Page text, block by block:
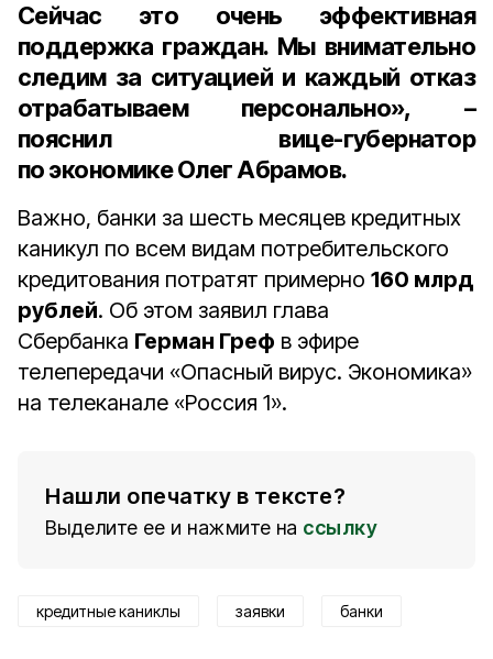
Сейчас это очень эффективная
поддержка граждан. Мы внимательно
следим за ситуацией и каждый отказ
отрабатываем персонально», –
пояснил вице-губернатор
по экономике Олег Абрамов.
Важно, банки за шесть месяцев кредитных
каникул по всем видам потребительского
кредитования потратят примерно 160 млрд
рублей. Об этом заявил глава
Сбербанка Герман Греф в эфире
телепередачи «Опасный вирус. Экономика»
на телеканале «Россия 1».
Нашли опечатку в тексте?
Выделите ее и нажмите на ссылку
кредитные каниклы заявки банки